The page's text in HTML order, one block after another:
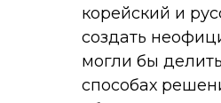
корейский и
создать
могли бы
способах